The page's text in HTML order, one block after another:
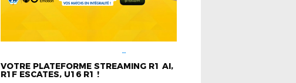
VOTRE PLATEFORME STREAMING R1 AI,
R1F ESCATES, U16 R1 !